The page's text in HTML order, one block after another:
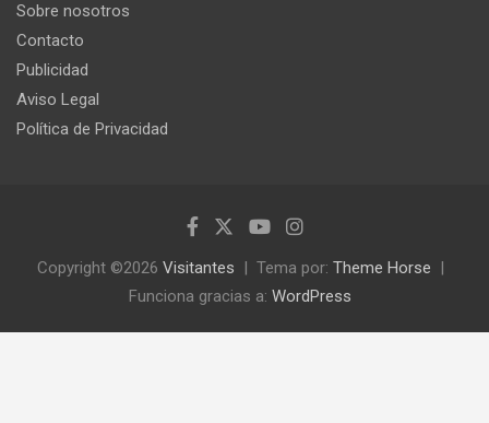
Sobre nosotros
Contacto
Publicidad
Aviso Legal
Política de Privacidad
Copyright ©2026 Visitantes Tema por: Theme Horse
Funciona gracias a: WordPress